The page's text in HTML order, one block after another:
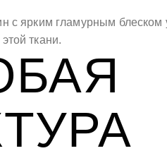
с ярким гламурным блеском
ткани.